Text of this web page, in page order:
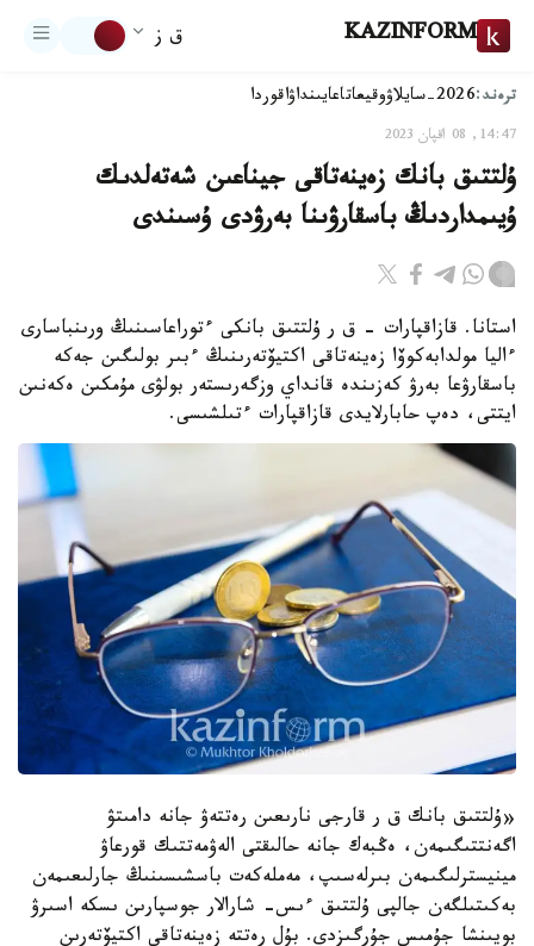
KAZINFORM ق ز
ترەند:2026-سايلاۋ وقيعاتاعايىنداۋاقوردا
14:47, 08 اقپان 2023
ۇلتتىق بانك زەينەتاقى جيناعىن شەتەلدىك
ۇيىمداردىڭ باسقارۋىنا بەرۋدى ۇسىندى
استانا. قازاقپارات – ق ر ۇلتتىق بانكى ءتوراعاسىنىڭ ورىنباسارى
ءاليا مولدابەكوۆا زەينەتاقى اكتيۆتەرىنىڭ ءبىر بولىگىن جەكە
باسقارۋعا بەرۋ كەزىندە قانداي وزگەرىستەر بولۋى مۇمكىن ەكەنىن
ايتتى، دەپ حابارلايدى قازاقپارات ءتىلشىسى.
«ۇلتتىق بانك ق ر قارجى نارىعىن رەتتەۋ جانە دامىتۋ
اگەنتتىگىمەن، ەڭبەك جانە حالىقتى الەۋمەتتىك قورعاۋ
مينيسترلىگىمەن بىرلەسىپ، مەملەكەت باسشىسىنىڭ جارلىعىمەن
بەكىتىلگەن جالپى ۇلتتىق ءىس- شارالار جوسپارىن ىسكە اسىرۋ
بويىنشا جۇمىس جۇرگىزدى. بۇل رەتتە زەينەتاقى اكتيۆتەرىن